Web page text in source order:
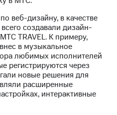
веб-дизайну, в качестве
создавали дизайн-
TRAVEL. К примеру,
в музыкальное
любимых исполнителей
регистрируются через
новые решения для
расширенные
интерактивные